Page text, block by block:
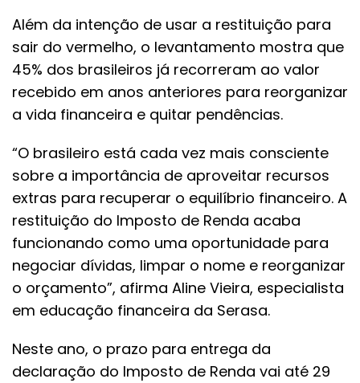
Além da intenção de usar a restituição para
sair do vermelho, o levantamento mostra que
45% dos brasileiros já recorreram ao valor
recebido em anos anteriores para reorganizar
a vida financeira e quitar pendências.
“O brasileiro está cada vez mais consciente
sobre a importância de aproveitar recursos
extras para recuperar o equilíbrio financeiro. A
restituição do Imposto de Renda acaba
funcionando como uma oportunidade para
negociar dívidas, limpar o nome e reorganizar
o orçamento”, afirma Aline Vieira, especialista
em educação financeira da Serasa.
Neste ano, o prazo para entrega da
declaração do Imposto de Renda vai até 29